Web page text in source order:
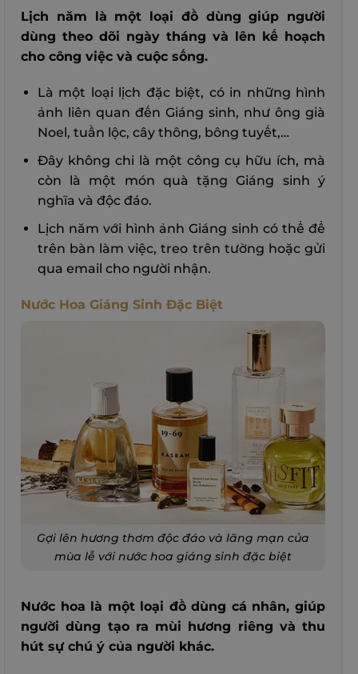
Lịch năm là một loại đồ dùng giúp người
dùng theo dõi ngày tháng và lên kế hoạch
cho công việc và cuộc sống.
Là một loại lịch đặc biệt, có in những hình
ảnh liên quan đến Giáng sinh, như ông già
Noel, tuần lộc, cây thông, bông tuyết,…
Đây không chỉ là một công cụ hữu ích, mà
còn là một món quà tặng Giáng sinh ý
nghĩa và độc đáo.
Lịch năm với hình ảnh Giáng sinh có thể để
trên bàn làm việc, treo trên tường hoặc gửi
qua email cho người nhận.
Nước Hoa Giáng Sinh Đặc Biệt
Gợi lên hương thơm độc đáo và lãng mạn của
mùa lễ với nước hoa giáng sinh đặc biệt
Nước hoa là một loại đồ dùng cá nhân, giúp
người dùng tạo ra mùi hương riêng và thu
hút sự chú ý của người khác.